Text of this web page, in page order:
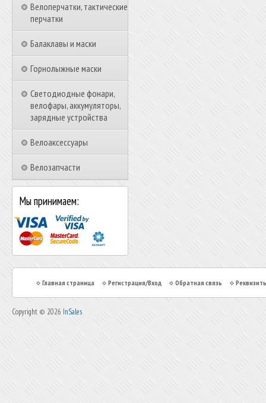
Велоперчатки, тактические
перчатки
Балаклавы и маски
Горнолыжные маски
Светодиодные фонари,
велофары, аккумуляторы,
зарядные устройства
Велоаксессуары
Велозапчасти
Мы принимаем:
Главная страница Регистрация/Вход Обратная связь
Copyright © 2026 InSales